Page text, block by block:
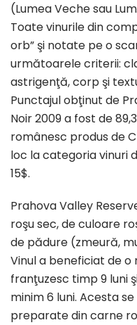
(Lumea Veche sau
Toate vinurile din
orb” şi notate pe o
următoarele criterii:
astrigenţă, corp şi
Punctajul obţinut de
Noir 2009 a fost de
românesc produs de
loc la categoria vinuri
15$.
Prahova Valley
roşu sec, de culoare
de pădure (zmeură,
Vinul a beneficiat de
franţuzesc timp 9 luni
minim 6 luni. Acesta
preparate din carne